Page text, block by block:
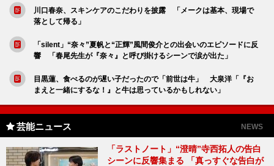
川口春奈、スキンケアのこだわりを披露 「メークは基本、現場で
落として帰る」
「silent」“奈々”夏帆と“正輝”風間俊介との出会いのエピソードに反
響 「春尾先生が『奈々』と呼び掛けるシーンで涙が出た」
目黒蓮、食べるのが遅い子だったので「前世は牛」 大泉洋「『お
まえと一緒にするな！』と牛は思っているかもしれない」
芸能ニュース NEWS
「ラストノート」“澄晴”寺西拓人の告白
シーンに反響集まる 「真っすぐな告白が